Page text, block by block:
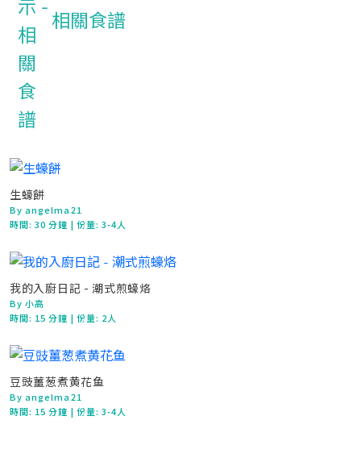
相關食譜
生蠔餅
By angelma21
時間:30 分鐘 | 份量: 3-4人
我的入廚日記 - 潮式煎蠔烙
By 小高
時間: 15 分鐘 | 份量: 2人
豆豉薑葱煮黄花鱼
By angelma21
時間: 15 分鐘 | 份量: 3-4人